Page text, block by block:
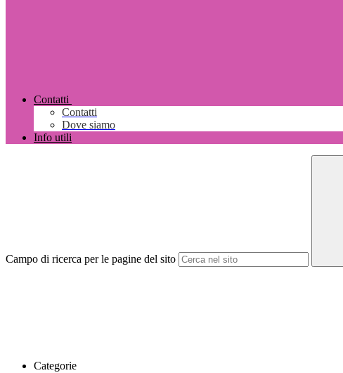
Contatti
Contatti
Dove siamo
Info utili
Campo di ricerca per le pagine del sito
Categorie